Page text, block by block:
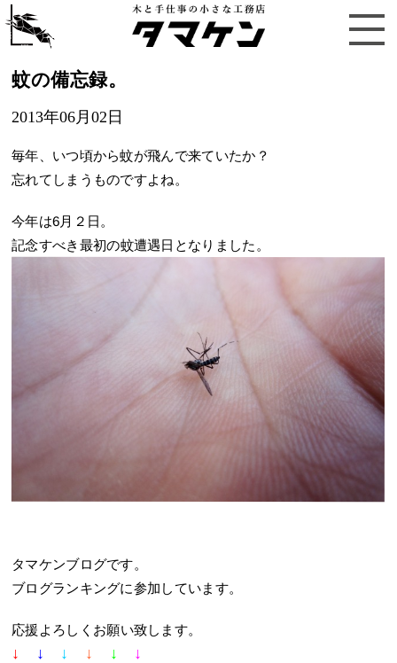
蚊の備忘録。
2013年06月02日
毎年、いつ頃から蚊が飛んで来ていたか？
忘れてしまうものですよね。
今年は6月２日。
記念すべき最初の蚊遭遇日となりました。
タマケンブログです。
ブログランキングに参加しています。
応援よろしくお願い致します。
↓ ↓ ↓ ↓ ↓ ↓